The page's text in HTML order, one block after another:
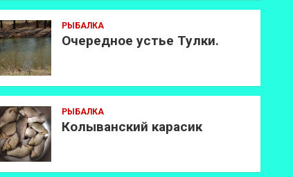
РЫБАЛКА
Очередное устье Тулки.
РЫБАЛКА
Колыванский карасик